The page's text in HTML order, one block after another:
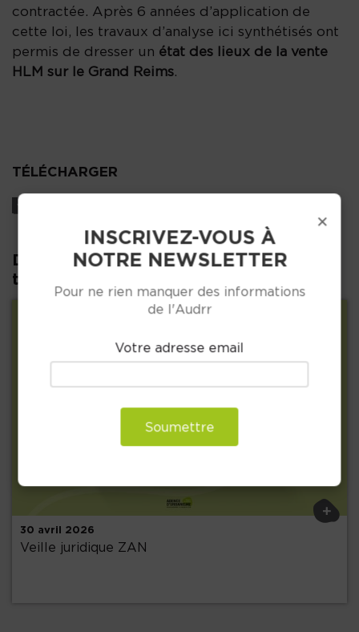
contractée. Après 6 années d’application de
cette loi, les travaux d’analyse ici synthétisés ont
permis de dresser un état des lieux de la vente
HLM sur le Grand Reims.
TÉLÉCHARGER
D'autres publications dans la même
thématique :
Précédent
+
30 avril 2026
Veille juridique ZAN
×
INSCRIVEZ-VOUS À
NOTRE NEWSLETTER
Pour ne rien manquer des informations
de l'Audrr
Votre adresse email
Soumettre